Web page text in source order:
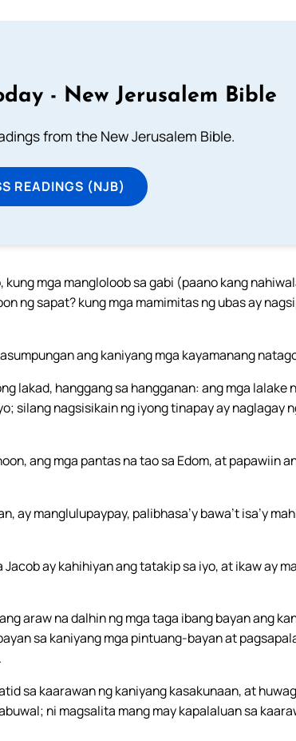
- New Jerusalem Bible
from the New Jerusalem Bible.
READINGS (NJB)
mga mangloloob sa gabi (paano kang
ng sapat? kung mga mamimitas ng ubas ay
ang kaniyang mga kayamanang
lakad, hanggang sa hangganan: ang mga lalake
silang nagsisikain ng iyong tinapay ay naglagay
ang mga pantas na tao sa Edom, at papawiin
ay manglulupaypay, palibhasa’y bawa’t isa’y
ay kahihiyan ang tatakip sa iyo, at ikaw ay
araw na dalhin ng mga taga ibang bayan ang
sa kaniyang mga pintuang-bayan at
sa kaarawan ng kaniyang kasakunaan, at
ni magsalita mang may kapalaluan sa